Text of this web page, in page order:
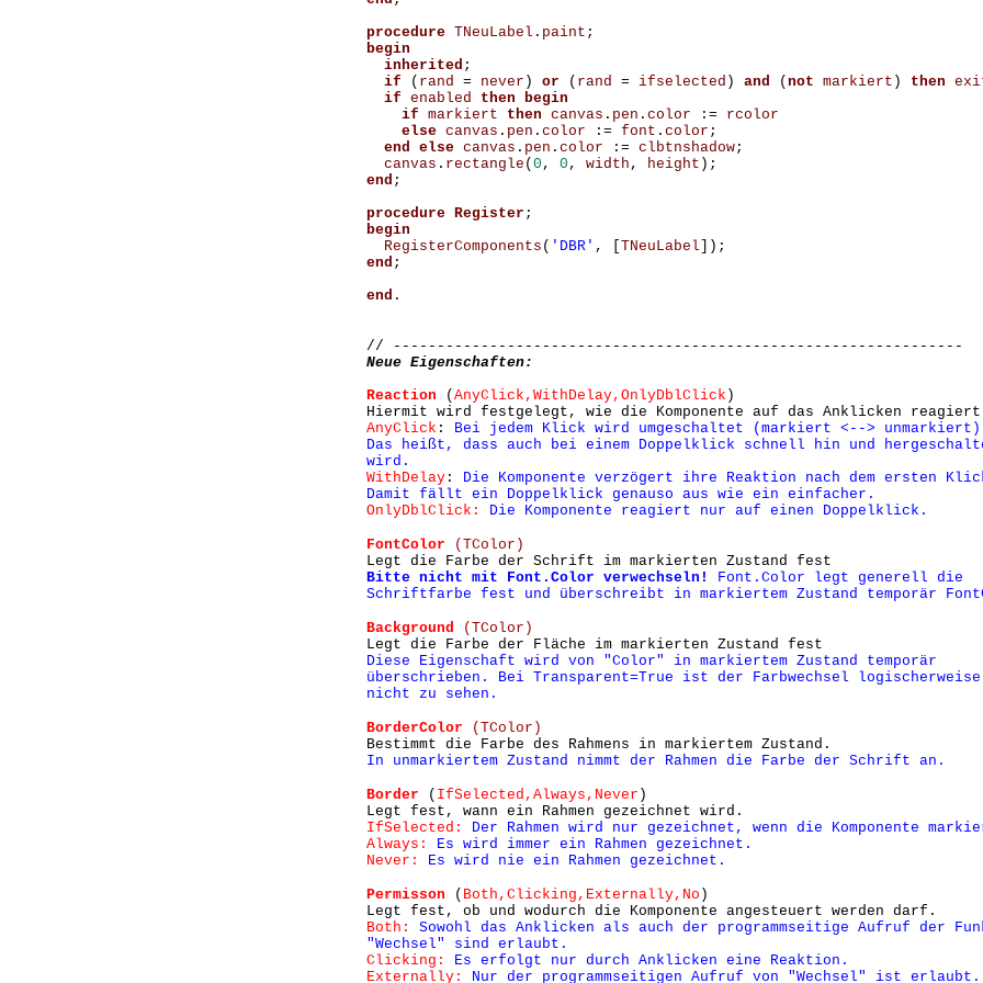
procedure TNeuLabel . paint ;
begin
inherited ;
if
( rand = never ) or ( rand = ifselected ) and ( not markiert ) then
if enabled then begin
if markiert then canvas . pen . color :=
rcolor
else canvas . pen . color := font . color ;
end else canvas . pen . color := clbtnshadow;
canvas . rectangle ( 0 , 0 , width , height );
end ;
procedure Register ;
begin
RegisterComponents ( 'DBR' , TNeuLabel ]);
end ;
end .
// -----------------------------------------------------------------
Neue Eigenschaften:
Reaction
( AnyClick,WithDelay,OnlyDblClick )
Hiermit wird festgelegt, wie die Komponente auf das Anklicken
AnyClick : Bei jedem Klick wird umgeschaltet (markiert <-->
Das heißt, dass auch bei einem Doppelklick schnell hin und
wird.
WithDelay:
Die Komponente verzögert ihre Reaktion nach dem ersten
Damit fällt ein Doppelklick genauso aus wie ein einfacher.
OnlyDblClick:
Die Komponente reagiert nur auf einen Doppelklick.
FontColor
(TColor)
Legt die Farbe der Schrift im markierten Zustand fest
Bitte nicht mit Font.Color verwechseln!
Font.Color legt generell die
Schriftfarbe fest und überschreibt in markiertem Zustand temporär
Background
(TColor)
Legt die Farbe der Fläche im markierten Zustand fest
Diese Eigenschaft wird von "Color" in markiertem Zustand temporär
überschrieben. Bei Transparent=True ist der Farbwechsel logischerweise
nicht zu sehen.
BorderColor
(TColor)
Bestimmt die Farbe des Rahmens in markiertem Zustand.
In unmarkiertem Zustand nimmt der Rahmen die Farbe der Schrift an.
Border ( IfSelected,Always,Never )
Legt fest, wann ein Rahmen gezeichnet wird.
IfSelected: Der Rahmen wird nur gezeichnet, wenn die Komponente
Always: Es wird immer ein Rahmen gezeichnet.
Never:
Es wird nie ein Rahmen gezeichnet.
Permisson ( Both,Clicking,Externally,No )
Legt fest, ob und wodurch die Komponente angesteuert werden darf.
Both:
Sowohl das Anklicken als auch der programmseitige Aufruf der
"Wechsel" sind erlaubt.
Clicking:
Es erfolgt nur durch Anklicken eine Reaktion.
Externally:
Nur der programmseitigen Aufruf von "Wechsel" ist erlaubt.